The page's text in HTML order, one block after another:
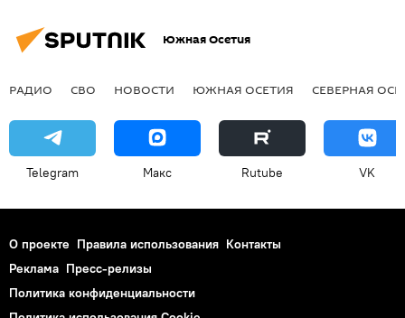
Южная Осетия
РАДИО СВО НОВОСТИ ЮЖНАЯ ОСЕТИЯ СЕВЕРНАЯ
Telegram Макс Rutube VK
О проекте Правила использования Контакты
Реклама Пресс-релизы
Политика конфиденциальности